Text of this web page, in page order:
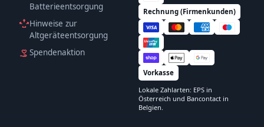
Batterieentsorgung
Hinweise zur
Altgeräteentsorgung
Spendenaktion
Rechnung (Firmenkunden)
Vorkasse
Lokale Zahlarten: EPS in
Österreich und Bancontact in
Belgien.